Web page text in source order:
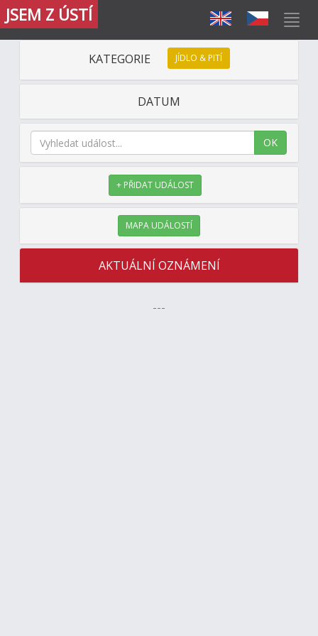
JSEM Z ÚSTÍ
KATEGORIE JÍDLO & PITÍ
DATUM
OK
+ PŘIDAT UDÁLOST
MAPA UDÁLOSTÍ
AKTUÁLNÍ OZNÁMENÍ
---